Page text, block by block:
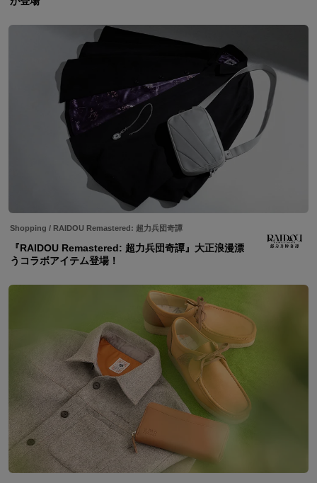
Shopping / RAIDOU Remastered: 超力兵団奇譚
『RAIDOU Remastered: 超力兵団奇譚』大正浪漫漂
うコラボアイテム登場！